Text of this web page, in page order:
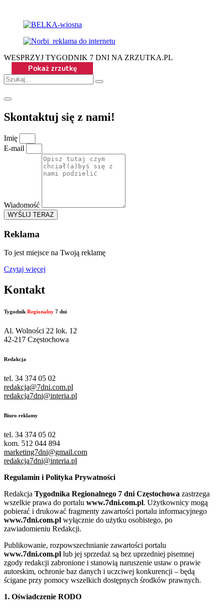
WESPRZYJ TYGODNIK 7 DNI NA ZRZUTKA.PL
Skontaktuj się z nami!
Imię
E-mail
Wiadomość
WYŚLIJ TERAZ
Reklama
To jest miejsce na Twoją reklamę
Czytaj więcej
Kontakt
Tygodnik Regionalny 7 dni
Al. Wolności 22 lok. 12
42-217 Częstochowa
Redakcja
tel. 34 374 05 02
redakcja@7dni.com.pl
redakcja7dni@interia.pl
Biuro reklamy
tel. 34 374 05 02
kom. 512 044 894
marketing7dni@gmail.com
redakcja7dni@interia.pl
Regulamin i Polityka Prywatności
Redakcja Tygodnika Regionalnego 7 dni Częstochowa zastrzega
wszelkie prawa do portalu www.7dni.com.pl. Użytkownicy mogą
pobierać i drukować fragmenty zawartości portalu informacyjnego
www.7dni.com.pl wyłącznie do użytku osobistego, po
zawiadomieniu Redakcji.
Publikowanie, rozpowszechnianie zawartości portalu
www.7dni.com.pl lub jej sprzedaż są bez uprzedniej pisemnej
zgody redakcji zabronione i stanowią naruszenie ustaw o prawie
autorskim, ochronie baz danych i uczciwej konkurencji – będą
ścigane przy pomocy wszelkich dostępnych środków prawnych.
1. Oświadczenie RODO